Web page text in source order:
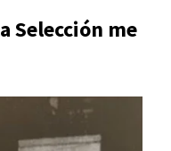
Selección me